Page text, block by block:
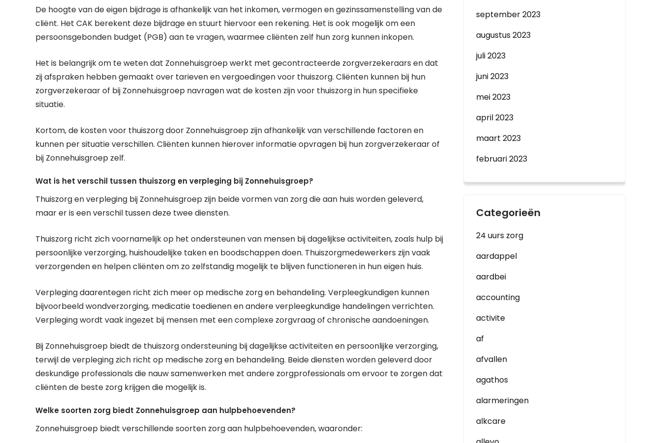
De hoogte van de eigen bijdrage is afhankelijk van het inkomen, vermogen en gezinssamenstelling van de
cliënt. Het CAK berekent deze bijdrage en stuurt hiervoor een rekening. Het is ook mogelijk om een
persoonsgebonden budget (PGB) aan te vragen, waarmee cliënten zelf hun zorg kunnen inkopen.
Het is belangrijk om te weten dat Zonnehuisgroep werkt met gecontracteerde zorgverzekeraars en dat
zij afspraken hebben gemaakt over tarieven en vergoedingen voor thuiszorg. Cliënten kunnen bij hun
zorgverzekeraar of bij Zonnehuisgroep navragen wat de kosten zijn voor thuiszorg in hun specifieke
situatie.
Kortom, de kosten voor thuiszorg door Zonnehuisgroep zijn afhankelijk van verschillende factoren en
kunnen per situatie verschillen. Cliënten kunnen hierover informatie opvragen bij hun zorgverzekeraar of
bij Zonnehuisgroep zelf.
Wat is het verschil tussen thuiszorg en verpleging bij Zonnehuisgroep?
Thuiszorg en verpleging bij Zonnehuisgroep zijn beide vormen van zorg die aan huis worden geleverd,
maar er is een verschil tussen deze twee diensten.
Thuiszorg richt zich voornamelijk op het ondersteunen van mensen bij dagelijkse activiteiten, zoals hulp bij
persoonlijke verzorging, huishoudelijke taken en boodschappen doen. Thuiszorgmedewerkers zijn vaak
verzorgenden en helpen cliënten om zo zelfstandig mogelijk te blijven functioneren in hun eigen huis.
Verpleging daarentegen richt zich meer op medische zorg en behandeling. Verpleegkundigen kunnen
bijvoorbeeld wondverzorging, medicatie toedienen en andere verpleegkundige handelingen verrichten.
Verpleging wordt vaak ingezet bij mensen met een complexe zorgvraag of chronische aandoeningen.
Bij Zonnehuisgroep biedt de thuiszorg ondersteuning bij dagelijkse activiteiten en persoonlijke verzorging,
terwijl de verpleging zich richt op medische zorg en behandeling. Beide diensten worden geleverd door
deskundige professionals die nauw samenwerken met andere zorgprofessionals om ervoor te zorgen dat
cliënten de beste zorg krijgen die mogelijk is.
Welke soorten zorg biedt Zonnehuisgroep aan hulpbehoevenden?
Zonnehuisgroep biedt verschillende soorten zorg aan hulpbehoevenden, waaronder:
september 2023
augustus 2023
juli 2023
juni 2023
mei 2023
april 2023
maart 2023
februari 2023
Categorieën
24 uurs zorg
aardappel
aardbei
accounting
activite
af
afvallen
agathos
alarmeringen
alkcare